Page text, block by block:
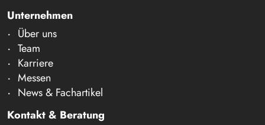
Unternehmen
Über uns
Team
Karriere
Messen
News & Fachartikel
Kontakt & Beratung